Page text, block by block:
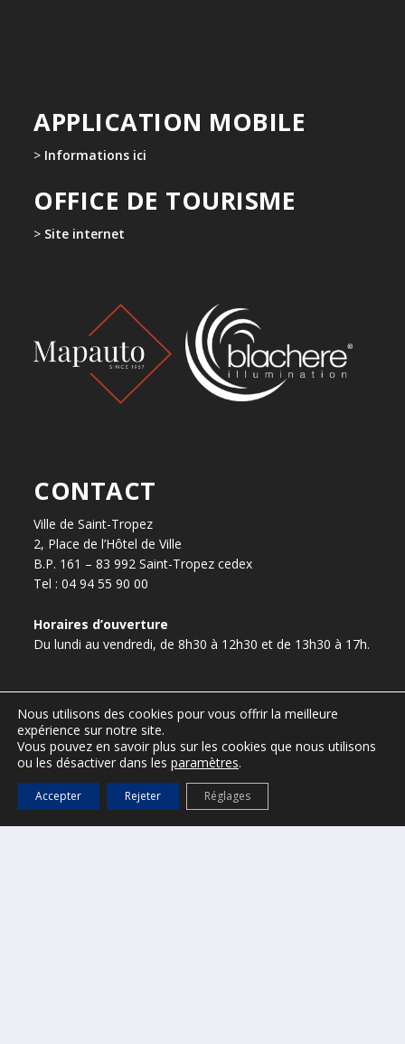
APPLICATION MOBILE
> Informations ici
OFFICE DE TOURISME
> Site internet
CONTACT
Ville de Saint-Tropez
2, Place de l’Hôtel de Ville
B.P. 161 – 83 992 Saint-Tropez cedex
Tel : 04 94 55 90 00
Horaires d’ouverture
Du lundi au vendredi, de 8h30 à 12h30 et de 13h30 à 17h.
presse@ville-sainttropez.fr
04 94 55 90 59 / 04 94 55 90 56
ESPACE VTC – réservé aux VTC
Nous utilisons des cookies pour vous offrir la meilleure
expérience sur notre site.
Vous pouvez en savoir plus sur les cookies que nous utilisons
ou les désactiver dans les paramètres.
Accepter Rejeter Réglages